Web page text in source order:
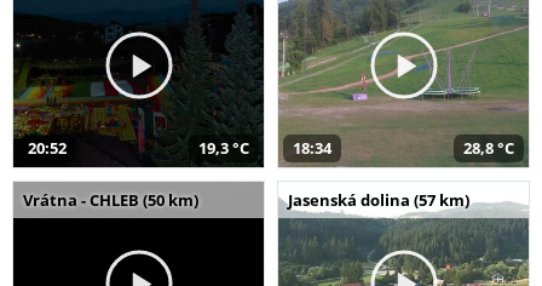
20:52 19,3 °C 18:34 28,8 °C
Vrátna - CHLEB (50 km) Jasenská dolina (57 km)